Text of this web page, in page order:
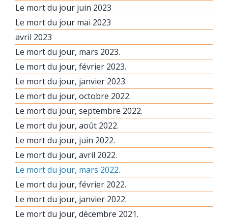
Le mort du jour juin 2023
Le mort du jour mai 2023
avril 2023
Le mort du jour, mars 2023.
Le mort du jour, février 2023.
Le mort du jour, janvier 2023
Le mort du jour, octobre 2022.
Le mort du jour, septembre 2022.
Le mort du jour, août 2022.
Le mort du jour, juin 2022.
Le mort du jour, avril 2022.
Le mort du jour, mars 2022.
Le mort du jour, février 2022.
Le mort du jour, janvier 2022.
Le mort du jour, décembre 2021.